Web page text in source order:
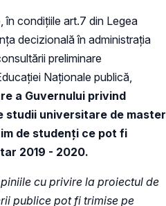
în condiţiile art.7 din Legea
decizională în administraţia
preliminare
Naţionale publică,
a Guvernului privind
studii universitare de master
de studenţi ce pot fi
2019 - 2020.
cu privire la proiectul de
publice pot fi trimise pe